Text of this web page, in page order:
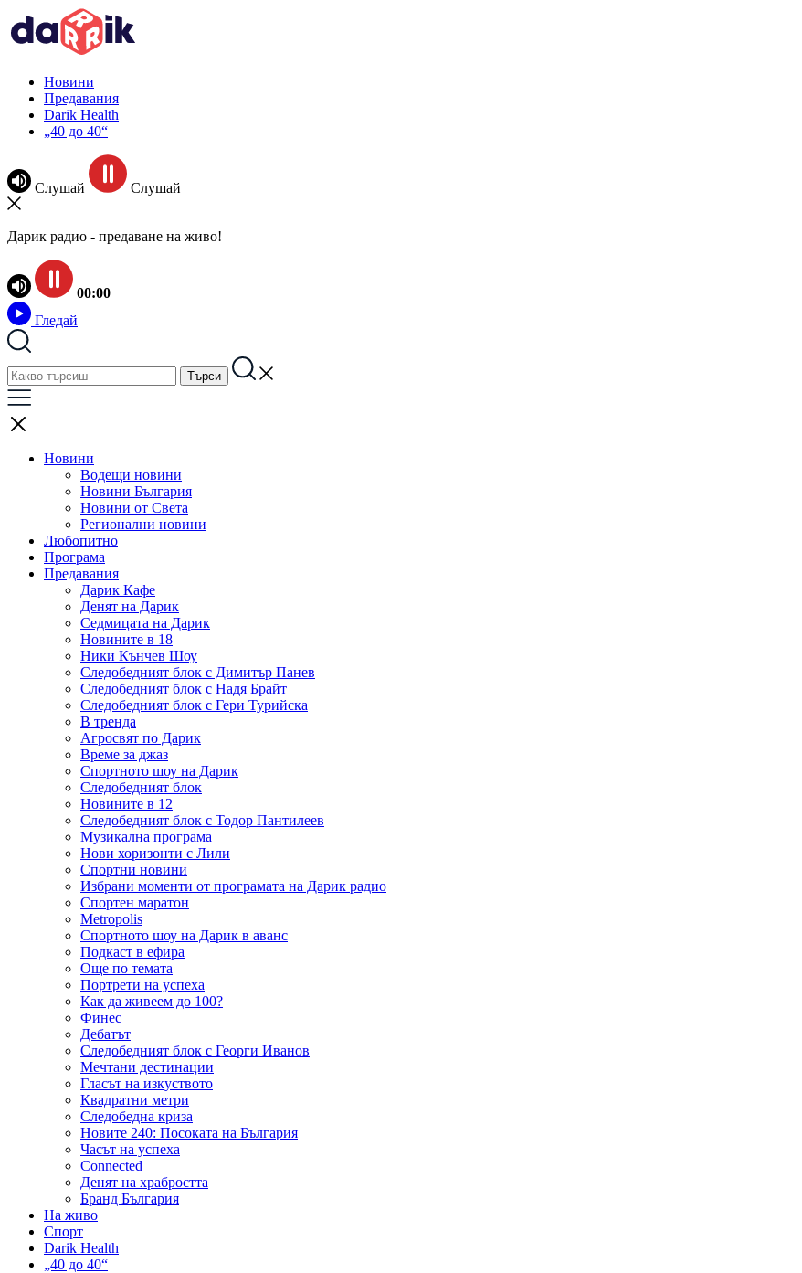
Новини
Предавания
Darik Health
„40 до 40“
Слушай Слушай
Дарик радио - предаване на живо!
00:00
Гледай
Новини
Водещи новини
Новини България
Новини от Света
Регионални новини
Любопитно
Програма
Предавания
Дарик Кафе
Денят на Дарик
Седмицата на Дарик
Новините в 18
Ники Кънчев Шоу
Следобедният блок с Димитър Панев
Следобедният блок с Надя Брайт
Следобедният блок с Гери Турийска
В тренда
Агросвят по Дарик
Време за джаз
Спортното шоу на Дарик
Следобедният блок
Новините в 12
Следобедният блок с Тодор Пантилеев
Музикална програма
Нови хоризонти с Лили
Спортни новини
Избрани моменти от програмата на Дарик радио
Спортен маратон
Metropolis
Спортното шоу на Дарик в аванс
Подкаст в ефира
Още по темата
Портрети на успеха
Как да живеем до 100?
Финес
Дебатът
Следобедният блок с Георги Иванов
Мечтани дестинации
Гласът на изкуството
Квадратни метри
Следобедна криза
Новите 240: Посоката на България
Часът на успеха
Connected
Денят на храбростта
Бранд България
На живо
Спорт
Darik Health
„40 до 40“